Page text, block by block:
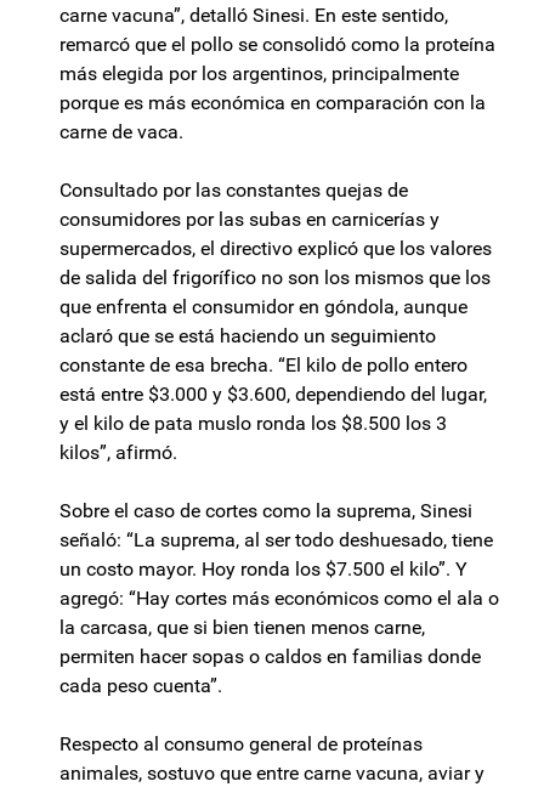
carne vacuna”, detalló Sinesi. En este sentido,
remarcó que el pollo se consolidó como la proteína
más elegida por los argentinos, principalmente
porque es más económica en comparación con la
carne de vaca.
Consultado por las constantes quejas de
consumidores por las subas en carnicerías y
supermercados, el directivo explicó que los valores
de salida del frigorífico no son los mismos que los
que enfrenta el consumidor en góndola, aunque
aclaró que se está haciendo un seguimiento
constante de esa brecha. “El kilo de pollo entero
está entre $3.000 y $3.600, dependiendo del lugar,
y el kilo de pata muslo ronda los $8.500 los 3
kilos”, afirmó.
Sobre el caso de cortes como la suprema, Sinesi
señaló: “La suprema, al ser todo deshuesado, tiene
un costo mayor. Hoy ronda los $7.500 el kilo”. Y
agregó: “Hay cortes más económicos como el ala o
la carcasa, que si bien tienen menos carne,
permiten hacer sopas o caldos en familias donde
cada peso cuenta”.
Respecto al consumo general de proteínas
animales, sostuvo que entre carne vacuna, aviar y